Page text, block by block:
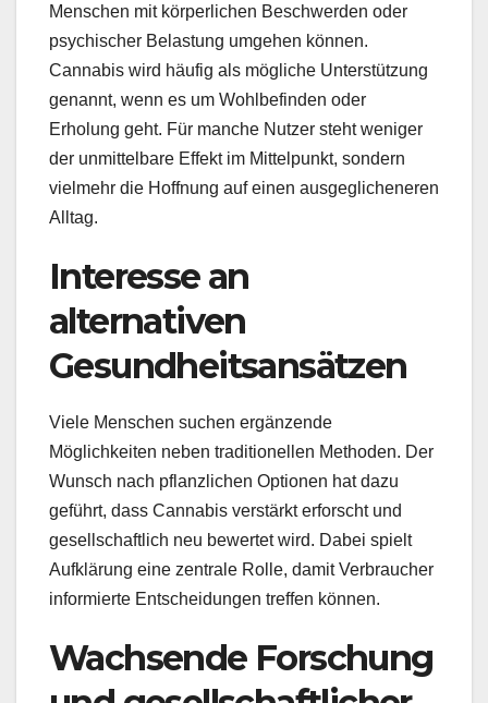
Menschen mit körperlichen Beschwerden oder
psychischer Belastung umgehen können.
Cannabis wird häufig als mögliche Unterstützung
genannt, wenn es um Wohlbefinden oder
Erholung geht. Für manche Nutzer steht weniger
der unmittelbare Effekt im Mittelpunkt, sondern
vielmehr die Hoffnung auf einen ausgeglicheneren
Alltag.
Interesse an
alternativen
Gesundheitsansätzen
Viele Menschen suchen ergänzende
Möglichkeiten neben traditionellen Methoden. Der
Wunsch nach pflanzlichen Optionen hat dazu
geführt, dass Cannabis verstärkt erforscht und
gesellschaftlich neu bewertet wird. Dabei spielt
Aufklärung eine zentrale Rolle, damit Verbraucher
informierte Entscheidungen treffen können.
Wachsende Forschung